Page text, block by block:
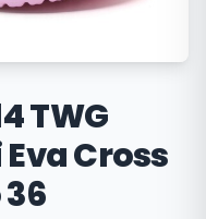
TWG
Cross